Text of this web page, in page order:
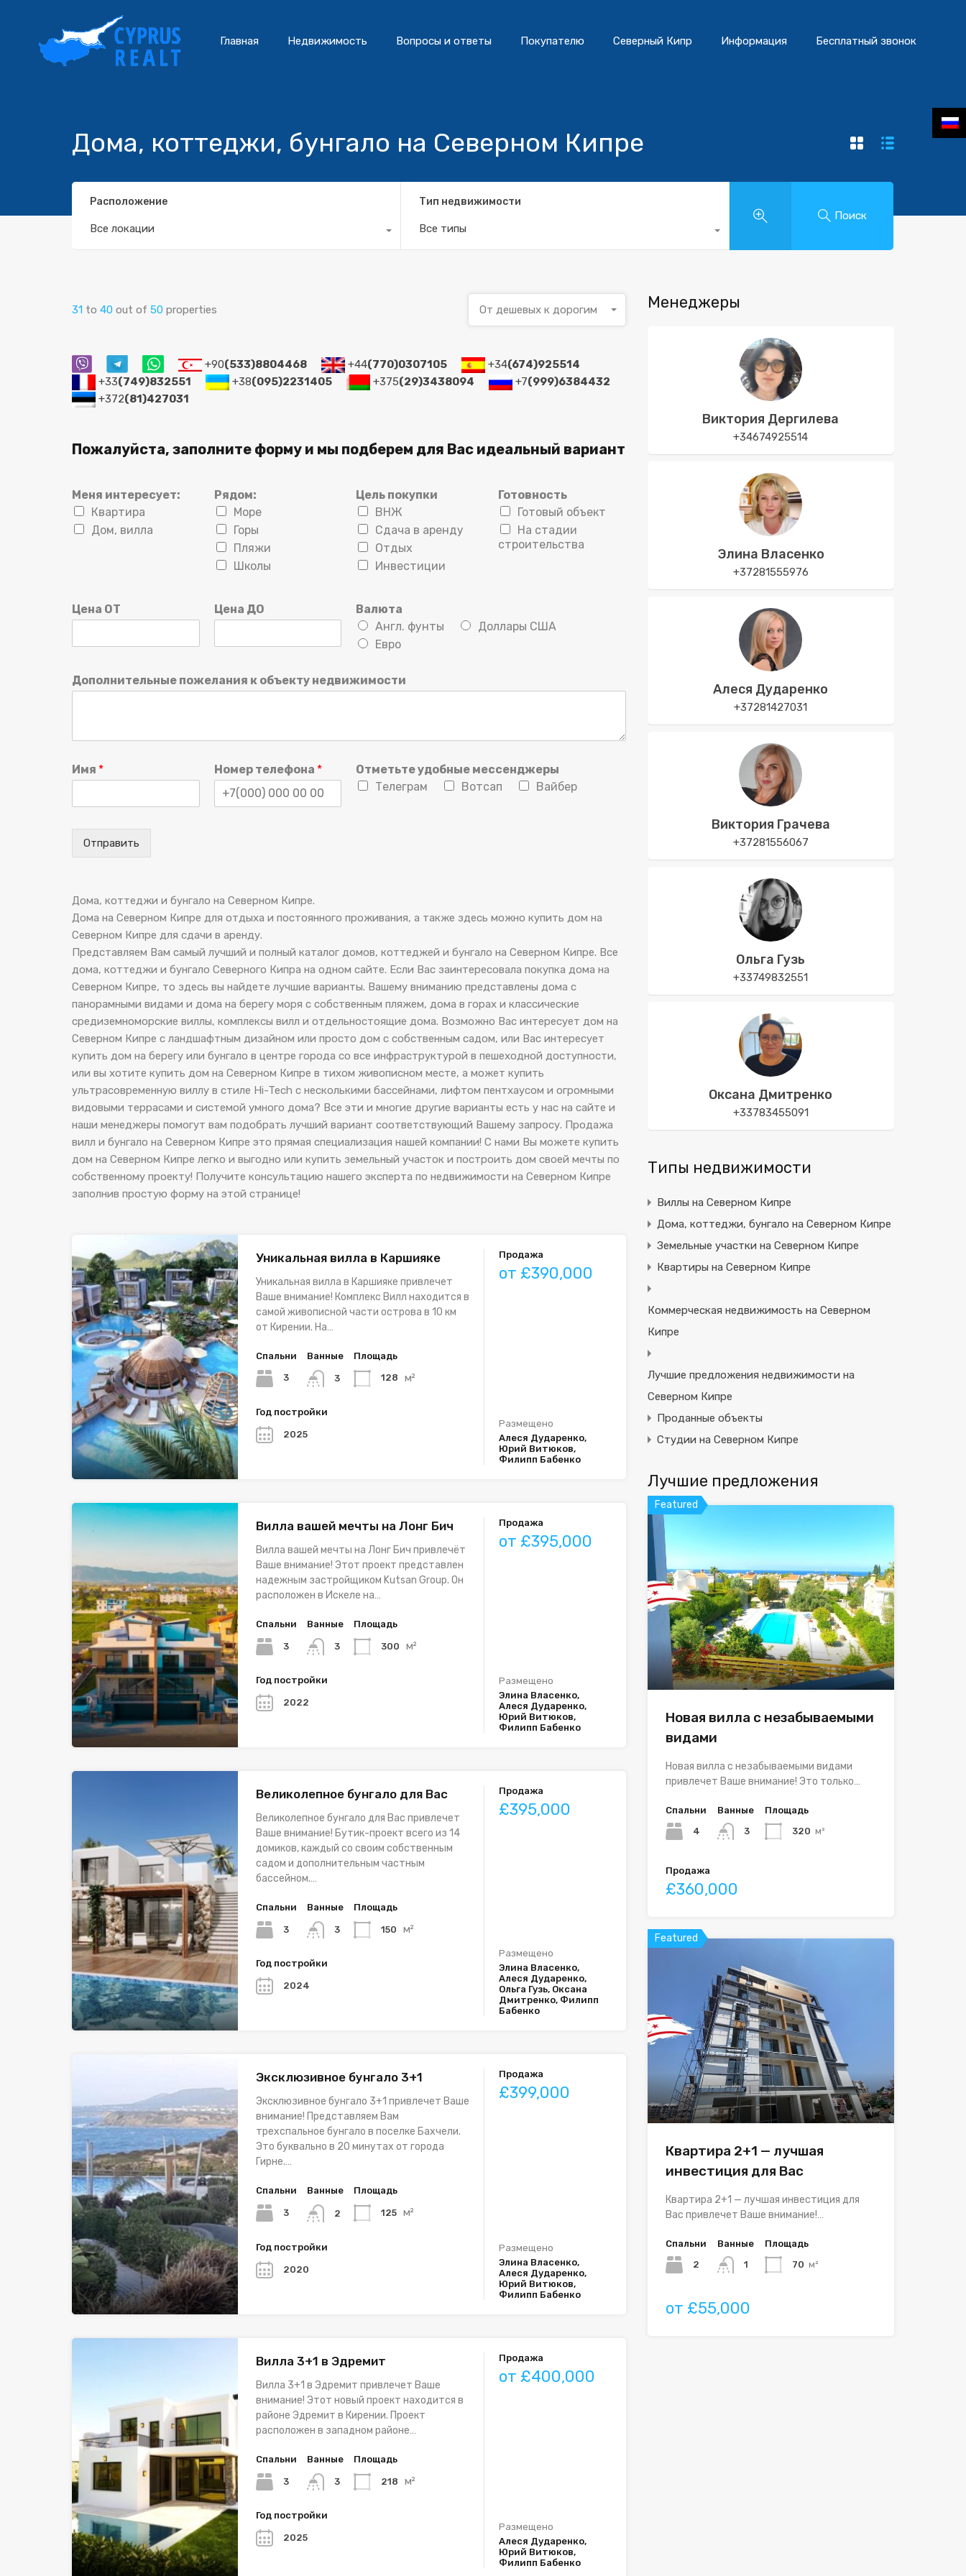
Главная Недвижимость Вопросы и ответы Покупателю Северный Кипр Информация Бесплатный звонок
Дома, коттеджи, бунгало на Северном Кипре
Расположение
Все локации
Тип недвижимости
Все типы
Поиск
31 to 40 out of 50 properties От дешевых к дорогим
+90(533)8804468 +44(770)0307105 +34(674)925514
+33(749)832551 +38(095)2231405 +375(29)3438094 +7(999)6384432
+372(81)427031
Пожалуйста, заполните форму и мы подберем для Вас идеальный вариант
Меня интересует:
Квартира
Дом, вилла
Рядом:
Море
Горы
Пляжи
Школы
Цель покупки
ВНЖ
Сдача в аренду
Отдых
Инвестиции
Готовность
Готовый объект
На стадии
строительства
Цена ОТ Цена ДО
Валюта
Англ. фунты
Доллары США
Евро
Дополнительные пожелания к объекту недвижимости
Имя * Номер телефона *
Отметьте удобные мессенджеры
Телеграм
Вотсап Вайбер
Отправить
Дома, коттеджи и бунгало на Северном Кипре.
Дома на Северном Кипре для отдыха и постоянного проживания, а также здесь можно купить дом на
Северном Кипре для сдачи в аренду.
Представляем Вам самый лучший и полный каталог домов, коттеджей и бунгало на Северном Кипре. Все
дома, коттеджи и бунгало Северного Кипра на одном сайте. Если Вас заинтересовала покупка дома на
Северном Кипре, то здесь вы найдете лучшие варианты. Вашему вниманию представлены дома с
панорамными видами и дома на берегу моря с собственным пляжем, дома в горах и классические
средиземноморские виллы, комплексы вилл и отдельностоящие дома. Возможно Вас интересует дом на
Северном Кипре с ландшафтным дизайном или просто дом с собственным садом, или Вас интересует
купить дом на берегу или бунгало в центре города со все инфраструктурой в пешеходной доступности,
или вы хотите купить дом на Северном Кипре в тихом живописном месте, а может купить
ультрасовременную виллу в стиле Hi-Tech с несколькими бассейнами, лифтом пентхаусом и огромными
видовыми террасами и системой умного дома? Все эти и многие другие варианты есть у нас на сайте и
наши менеджеры помогут вам подобрать лучший вариант соответствующий Вашему запросу. Продажа
вилл и бунгало на Северном Кипре это прямая специализация нашей компании! С нами Вы можете купить
дом на Северном Кипре легко и выгодно или купить земельный участок и построить дом своей мечты по
собственному проекту! Получите консультацию нашего эксперта по недвижимости на Северном Кипре
заполнив простую форму на этой странице!
Уникальная вилла в Каршияке
Уникальная вилла в Каршияке привлечет
Ваше внимание! Комплекс Вилл находится в
самой живописной части острова в 10 км
от Кирении. На…
Спальни
3
Ванные
3
Площадь
128 м²
Год постройки
2025
Продажа
от £390,000
Размещено
Алеся Дударенко,
Юрий Витюков,
Филипп Бабенко
Вилла вашей мечты на Лонг Бич
Вилла вашей мечты на Лонг Бич привлечёт
Ваше внимание! Этот проект представлен
надежным застройщиком Kutsan Group. Он
расположен в Искеле на…
Спальни
3
Ванные
3
Площадь
300 м²
Год постройки
2022
Продажа
от £395,000
Размещено
Элина Власенко,
Алеся Дударенко,
Юрий Витюков,
Филипп Бабенко
Великолепное бунгало для Вас
Великолепное бунгало для Вас привлечет
Ваше внимание! Бутик-проект всего из 14
домиков, каждый со своим собственным
садом и дополнительным частным
бассейном.…
Спальни
3
Ванные
3
Площадь
150 м²
Год постройки
2024
Продажа
£395,000
Размещено
Элина Власенко,
Алеся Дударенко,
Ольга Гузь, Оксана
Дмитренко, Филипп
Бабенко
Эксклюзивное бунгало 3+1
Эксклюзивное бунгало 3+1 привлечет Ваше
внимание! Представляем Вам
трехспальное бунгало в поселке Бахчели.
Это буквально в 20 минутах от города
Гирне.…
Спальни
3
Ванные
2
Площадь
125 м²
Год постройки
2020
Продажа
£399,000
Размещено
Элина Власенко,
Алеся Дударенко,
Юрий Витюков,
Филипп Бабенко
Вилла 3+1 в Эдремит
Вилла 3+1 в Эдремит привлечет Ваше
внимание! Этот новый проект находится в
районе Эдремит в Кирении. Проект
расположен в западном районе…
Спальни
3
Ванные
3
Площадь
218 м²
Год постройки
2025
Продажа
от £400,000
Размещено
Алеся Дударенко,
Юрий Витюков,
Филипп Бабенко
Менеджеры
Виктория Дергилева
+34674925514
Элина Власенко
+37281555976
Алеся Дударенко
+37281427031
Виктория Грачева
+37281556067
Ольга Гузь
+33749832551
Оксана Дмитренко
+33783455091
Типы недвижимости
Виллы на Северном Кипре
Дома, коттеджи, бунгало на Северном Кипре
Земельные участки на Северном Кипре
Квартиры на Северном Кипре
Коммерческая недвижимость на Северном
Кипре
Лучшие предложения недвижимости на
Северном Кипре
Проданные объекты
Студии на Северном Кипре
Лучшие предложения
Featured
Новая вилла с незабываемыми
видами
Новая вилла с незабываемыми видами
привлечет Ваше внимание! Это только…
Спальни
4
Ванные
3
Площадь
320 м²
Продажа
£360,000
Featured
Квартира 2+1 — лучшая
инвестиция для Вас
Квартира 2+1 — лучшая инвестиция для
Вас привлечет Ваше внимание!…
Спальни
2
Ванные
1
Площадь
70 м²
от £55,000